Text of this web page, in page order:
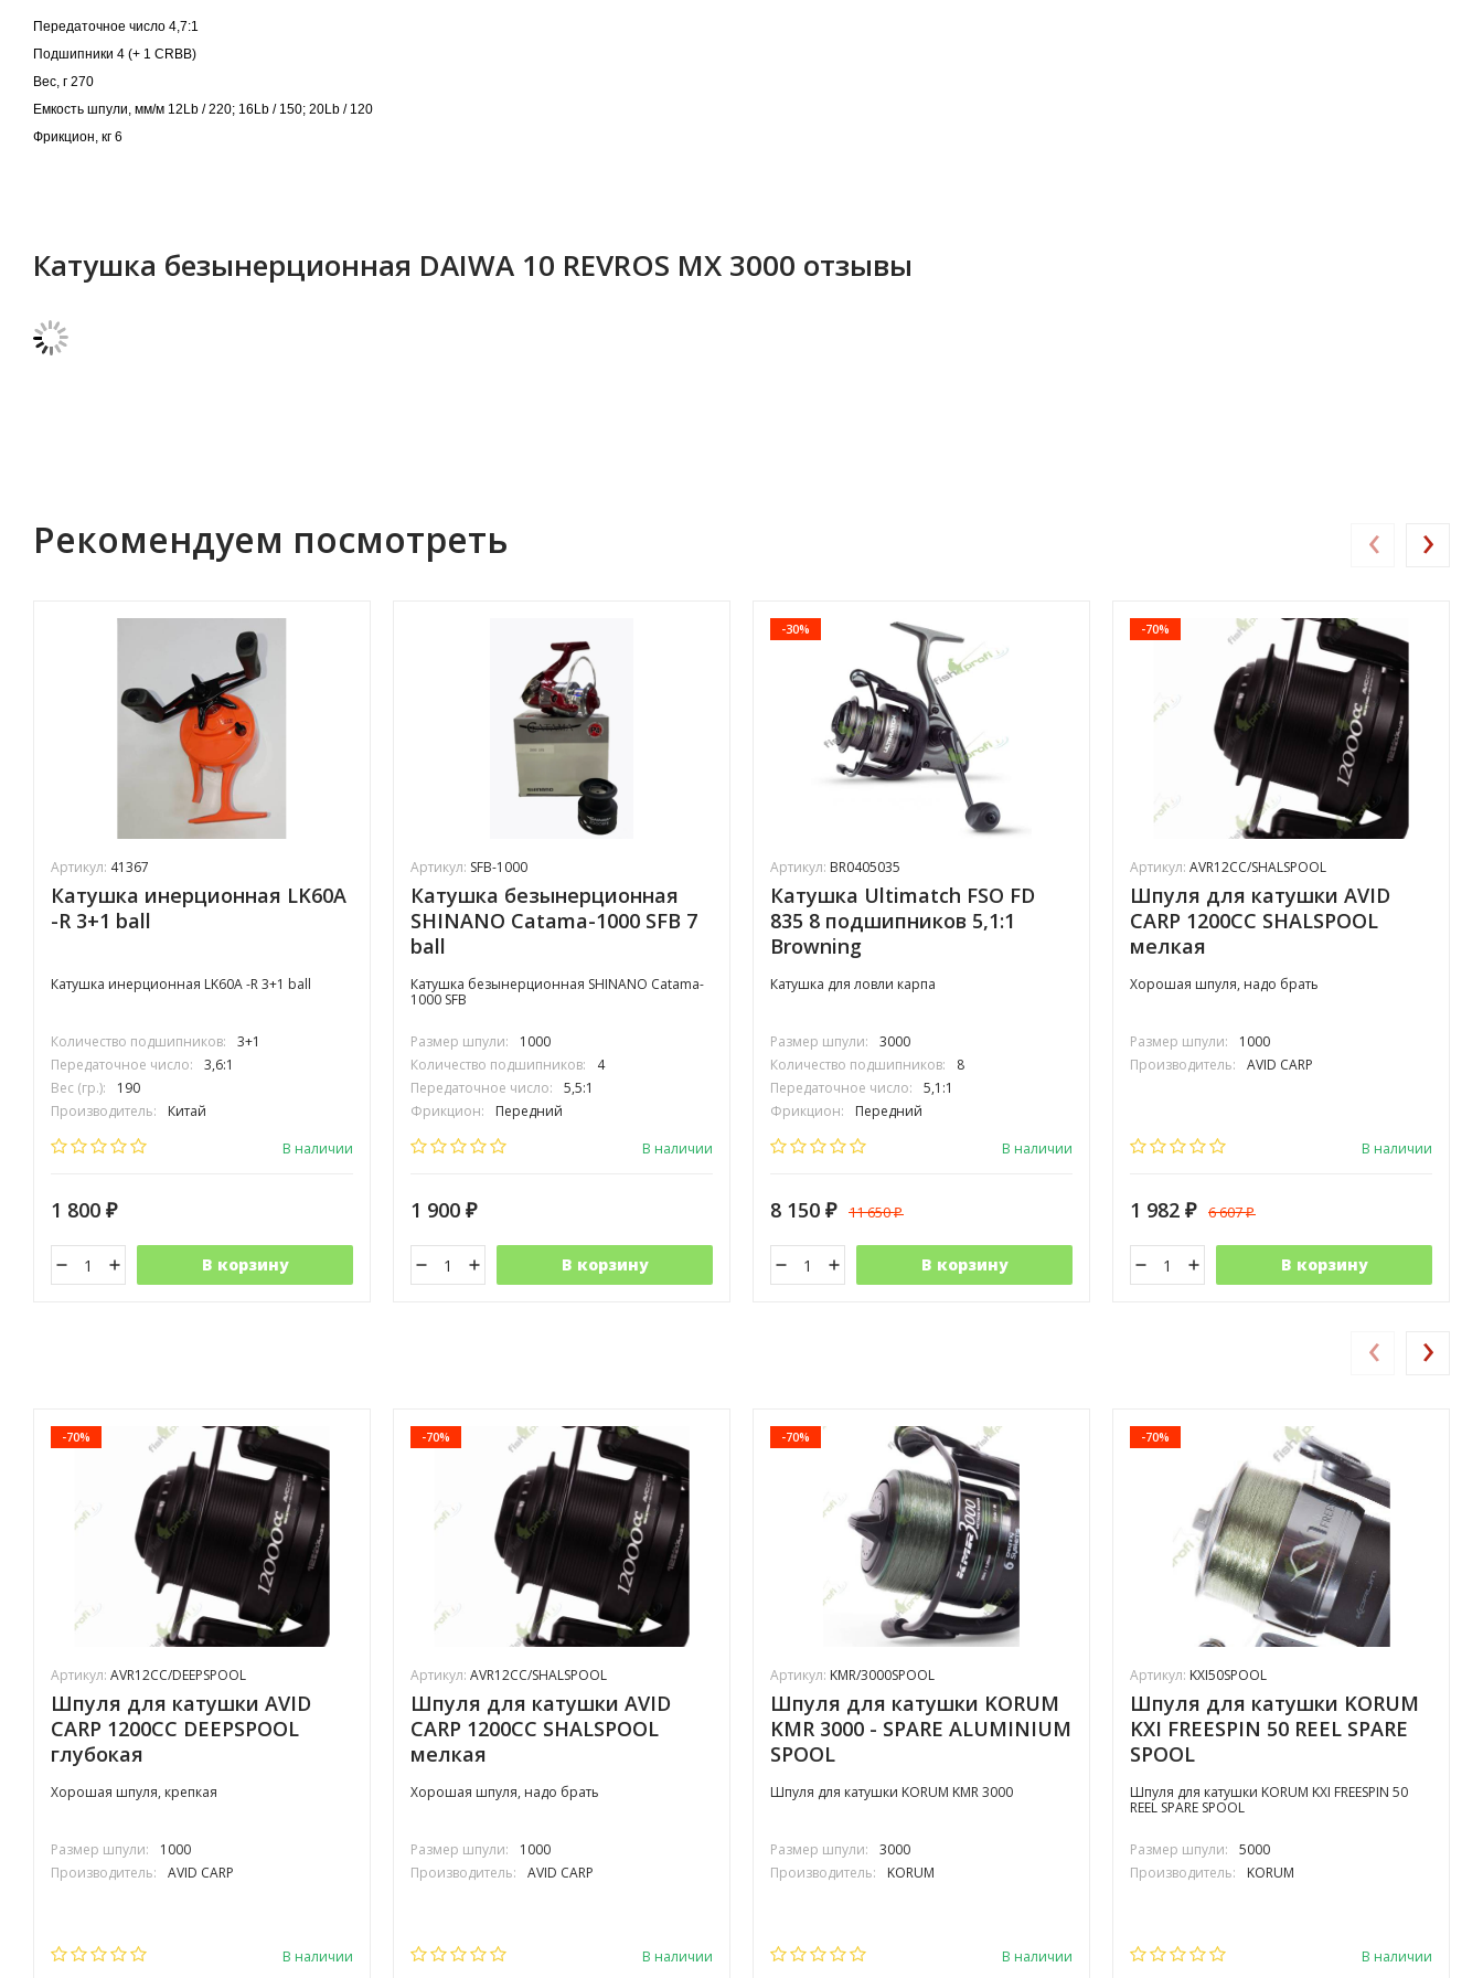
Передаточное число 4,7:1
Подшипники 4 (+ 1 CRBB)
Вес, г 270
Емкость шпули, мм/м 12Lb / 220; 16Lb / 150; 20Lb / 120
Фрикцион, кг 6
Катушка безынерционная DAIWA 10 REVROS MX 3000 отзывы
Рекомендуем посмотреть
Артикул: 41367
Катушка инерционная LK60A
-R 3+1 ball
Катушка инерционная LK60A -R 3+1 ball
Количество подшипников:
3+1
Передаточное число:
3,6:1
Вес (гр.):
190
Производитель:
Китай
В наличии
1 800 ₽
В корзину
Артикул: SFB-1000
Катушка безынерционная
SHINANO Catama-1000 SFB 7
ball
Катушка безынерционная SHINANO Catama-
1000 SFB
Размер шпули:
1000
Количество подшипников:
4
Передаточное число:
5,5:1
Фрикцион:
Передний
Вес (гр.):
285
В наличии
1 900 ₽
В корзину
-30%
Артикул: BR0405035
Катушка Ultimatch FSO FD
835 8 подшипников 5,1:1
Browning
Катушка для ловли карпа
Размер шпули:
3000
Количество подшипников:
8
Передаточное число:
5,1:1
Фрикцион:
Передний
Вес (гр.):
285
В наличии
8 150 ₽ 11 650₽
В корзину
-70%
Артикул: AVR12CC/SHALSPOOL
Шпуля для катушки AVID
CARP 1200СС SHALSPOOL
мелкая
Хорошая шпуля, надо брать
Размер шпули:
1000
Производитель:
AVID CARP
В наличии
1 982 ₽ 6 607₽
В корзину
‹ ›
-70%
Артикул: AVR12CC/DEEPSPOOL
Шпуля для катушки AVID
CARP 1200СС DEEPSPOOL
глубокая
Хорошая шпуля, крепкая
Размер шпули:
1000
Производитель:
AVID CARP
В наличии
-70%
Артикул: AVR12CC/SHALSPOOL
Шпуля для катушки AVID
CARP 1200СС SHALSPOOL
мелкая
Хорошая шпуля, надо брать
Размер шпули:
1000
Производитель:
AVID CARP
В наличии
-70%
Артикул: KMR/3000SPOOL
Шпуля для катушки KORUM
KMR 3000 - SPARE ALUMINIUM
SPOOL
Шпуля для катушки KORUM KMR 3000
Размер шпули:
3000
Производитель:
KORUM
В наличии
-70%
Артикул: KXI50SPOOL
Шпуля для катушки KORUM
KXI FREESPIN 50 REEL SPARE
SPOOL
Шпуля для катушки KORUM KXI FREESPIN 50
REEL SPARE SPOOL
Размер шпули:
5000
Производитель:
KORUM
В наличии
‹ ›